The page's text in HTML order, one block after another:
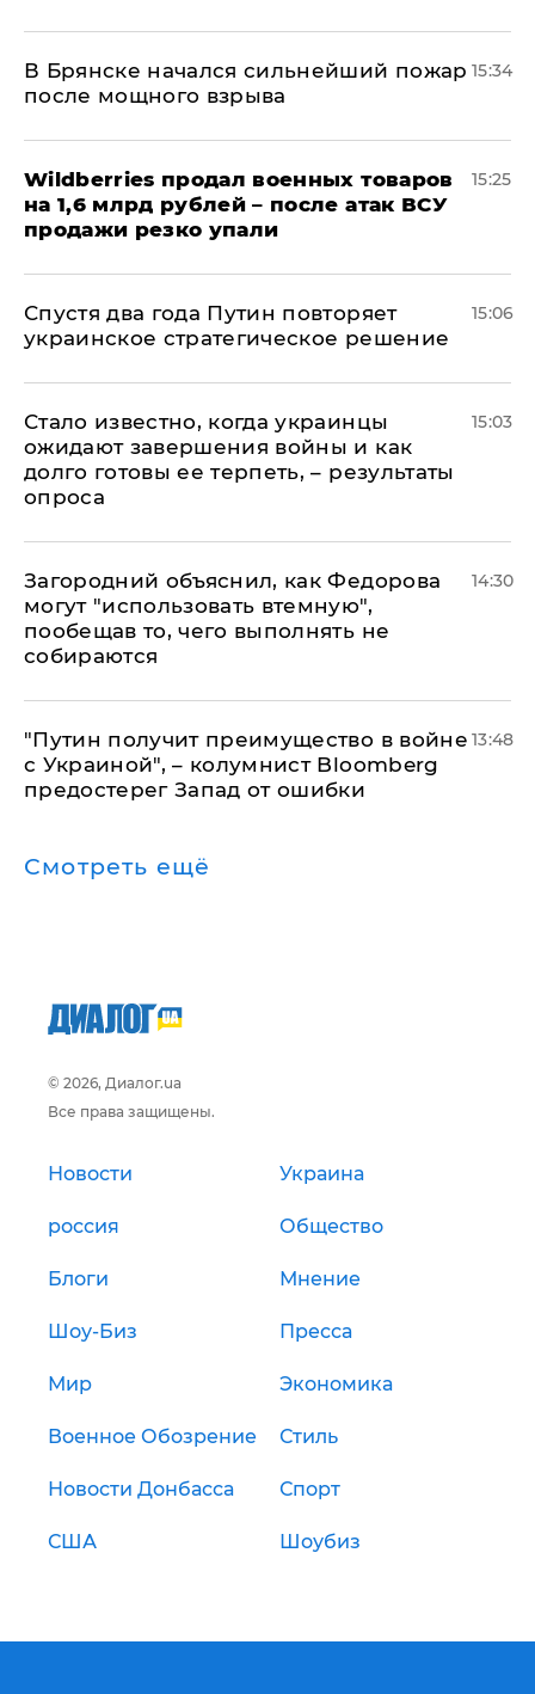
В Брянске начался сильнейший пожар
после мощного взрыва
15:34
​Wildberries продал военных товаров
на 1,6 млрд рублей – после атак ВСУ
продажи резко упали
15:25
Спустя два года Путин повторяет
украинское стратегическое решение
15:06
Стало известно, когда украинцы
ожидают завершения войны и как
долго готовы ее терпеть, – результаты
опроса
15:03
Загородний объяснил, как Федорова
могут "использовать втемную",
пообещав то, чего выполнять не
собираются
14:30
"Путин получит преимущество в войне
с Украиной", – колумнист Bloomberg
предостерег Запад от ошибки
13:48
Смотреть ещё
© 2026, Диалог.ua
Все права защищены.
Новости Украина
россия Общество
Блоги Мнение
Шоу-Биз Пресса
Мир Экономика
Военное Обозрение Стиль
Новости Донбасса Спорт
США Шоубиз